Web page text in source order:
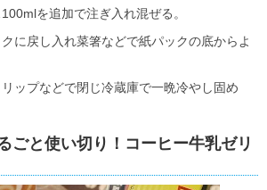
を追加で注ぎ入れ混ぜる。
戻し入れ菜箸などで紙パックの底からよ
プなどで閉じ冷蔵庫で一晩冷やし固め
ごと使い切り！コーヒー牛乳ゼリ